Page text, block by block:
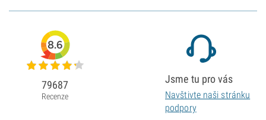
8.6
79687
Recenze
Jsme tu pro vás
Navštivte naši stránku
podpory